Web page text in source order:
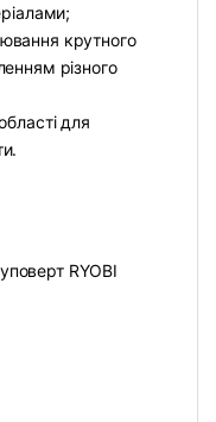
крутного
різного
для
RYOBI